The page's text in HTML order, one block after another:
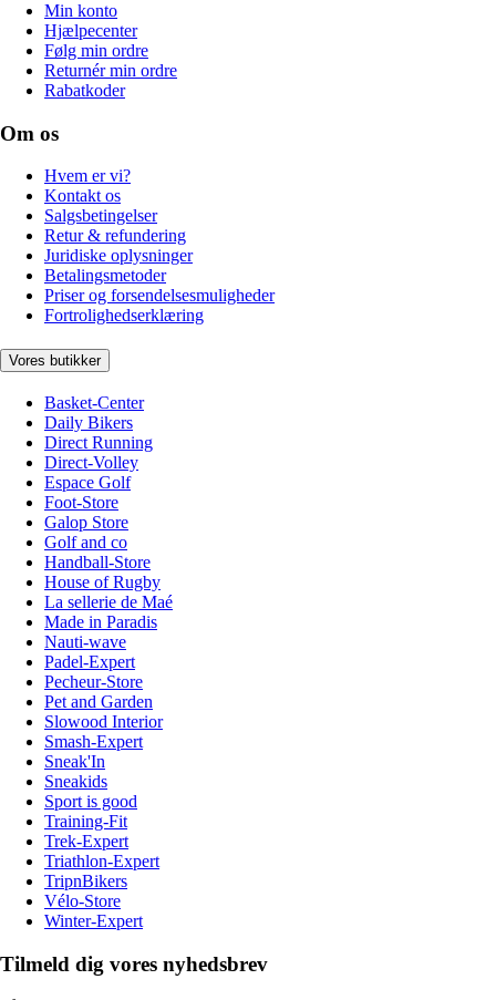
Min konto
Hjælpecenter
Følg min ordre
Returnér min ordre
Rabatkoder
Om os
Hvem er vi?
Kontakt os
Salgsbetingelser
Retur & refundering
Juridiske oplysninger
Betalingsmetoder
Priser og forsendelsesmuligheder
Fortrolighedserklæring
Vores butikker
Basket-Center
Daily Bikers
Direct Running
Direct-Volley
Espace Golf
Foot-Store
Galop Store
Golf and co
Handball-Store
House of Rugby
La sellerie de Maé
Made in Paradis
Nauti-wave
Padel-Expert
Pecheur-Store
Pet and Garden
Slowood Interior
Smash-Expert
Sneak'In
Sneakids
Sport is good
Training-Fit
Trek-Expert
Triathlon-Expert
TripnBikers
Vélo-Store
Winter-Expert
Tilmeld dig vores nyhedsbrev